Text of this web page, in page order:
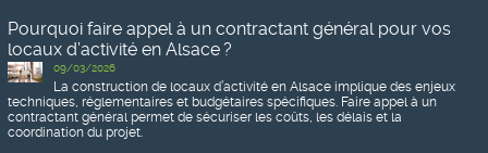
Pourquoi faire appel à un contractant général pour vos
locaux d’activité en Alsace ?
09/03/2026
La construction de locaux d’activité en Alsace implique des enjeux
techniques, réglementaires et budgétaires spécifiques. Faire appel à un
contractant général permet de sécuriser les coûts, les délais et la
coordination du projet.